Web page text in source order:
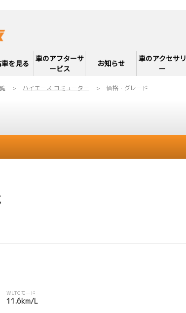
を見る
車のアフターサ
ービス
お知らせ
車のアクセサリ
ー
ハイエース コミューター 価格・グレード
WLTCモード
11.6km/L